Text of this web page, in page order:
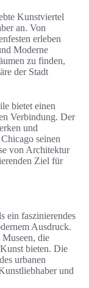
Kunstviertel
an. Von
erleben
Moderne
zu finden,
der Stadt
bietet einen
Verbindung. Der
und
seinen
von Architektur
Ziel für
ein faszinierendes
Ausdruck.
die
bieten. Die
urbanen
und